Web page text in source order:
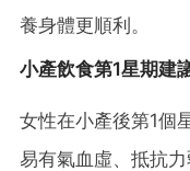
養身體更順利。
小產飲食第1星期建
女性在小產後第1個
易有氣血虛、抵抗